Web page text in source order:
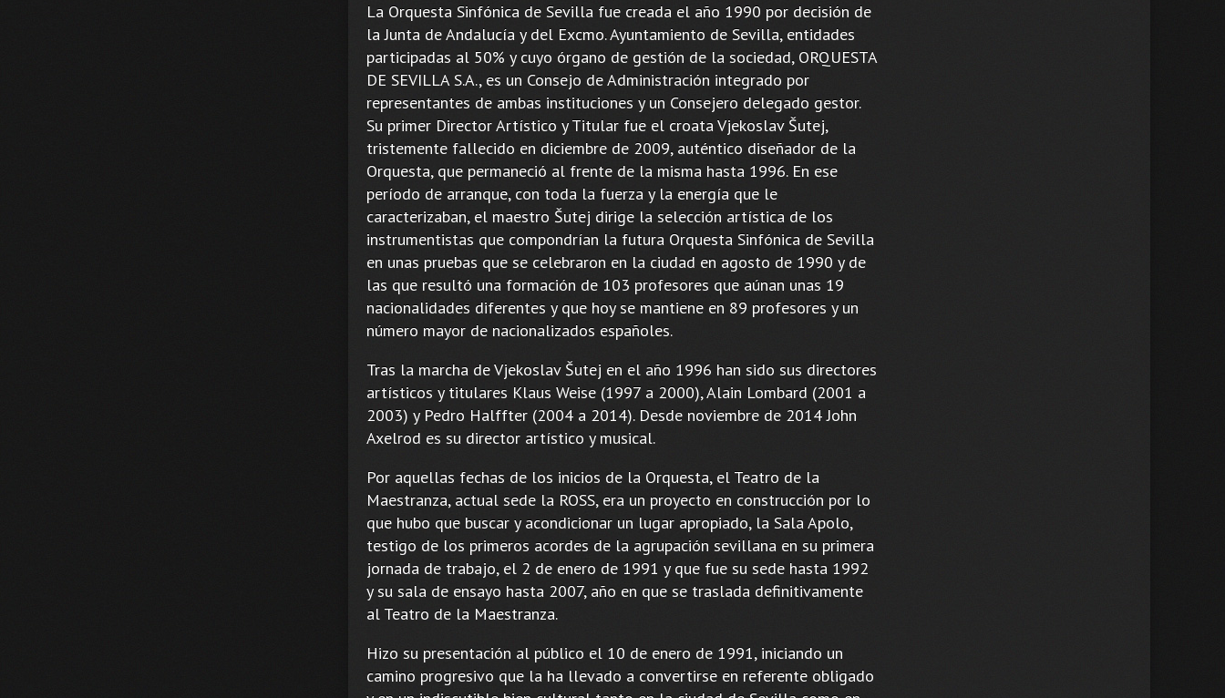
La Orquesta Sinfónica de Sevilla fue creada el año 1990 por decisión de
la Junta de Andalucía y del Excmo. Ayuntamiento de Sevilla, entidades
participadas al 50% y cuyo órgano de gestión de la sociedad, ORQUESTA
DE SEVILLA S.A., es un Consejo de Administración integrado por
representantes de ambas instituciones y un Consejero delegado gestor.
Su primer Director Artístico y Titular fue el croata Vjekoslav Šutej,
tristemente fallecido en diciembre de 2009, auténtico diseñador de la
Orquesta, que permaneció al frente de la misma hasta 1996. En ese
período de arranque, con toda la fuerza y la energía que le
caracterizaban, el maestro Šutej dirige la selección artística de los
instrumentistas que compondrían la futura Orquesta Sinfónica de Sevilla
en unas pruebas que se celebraron en la ciudad en agosto de 1990 y de
las que resultó una formación de 103 profesores que aúnan unas 19
nacionalidades diferentes y que hoy se mantiene en 89 profesores y un
número mayor de nacionalizados españoles.
Tras la marcha de Vjekoslav Šutej en el año 1996 han sido sus directores
artísticos y titulares Klaus Weise (1997 a 2000), Alain Lombard (2001 a
2003) y Pedro Halffter (2004 a 2014). Desde noviembre de 2014 John
Axelrod es su director artístico y musical.
Por aquellas fechas de los inicios de la Orquesta, el Teatro de la
Maestranza, actual sede la ROSS, era un proyecto en construcción por lo
que hubo que buscar y acondicionar un lugar apropiado, la Sala Apolo,
testigo de los primeros acordes de la agrupación sevillana en su primera
jornada de trabajo, el 2 de enero de 1991 y que fue su sede hasta 1992
y su sala de ensayo hasta 2007, año en que se traslada definitivamente
al Teatro de la Maestranza.
Hizo su presentación al público el 10 de enero de 1991, iniciando un
camino progresivo que la ha llevado a convertirse en referente obligado